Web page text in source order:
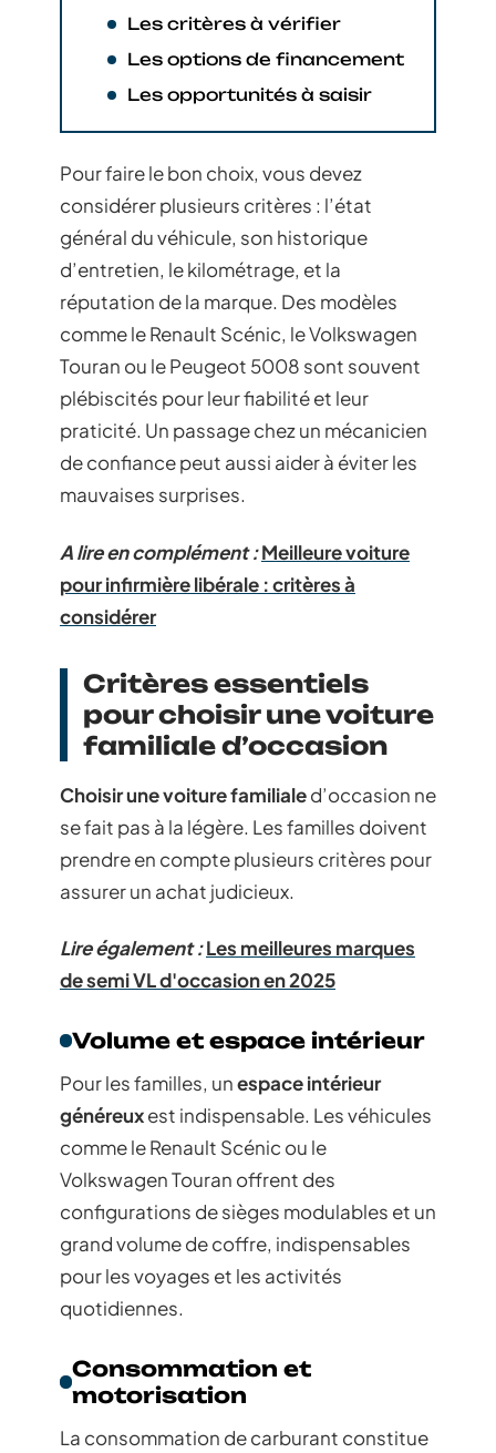
Les critères à vérifier
Les options de financement
Les opportunités à saisir
Pour faire le bon choix, vous devez
considérer plusieurs critères : l’état
général du véhicule, son historique
d’entretien, le kilométrage, et la
réputation de la marque. Des modèles
comme le Renault Scénic, le Volkswagen
Touran ou le Peugeot 5008 sont souvent
plébiscités pour leur fiabilité et leur
praticité. Un passage chez un mécanicien
de confiance peut aussi aider à éviter les
mauvaises surprises.
A lire en complément :Meilleure voiture
pour infirmière libérale : critères à
considérer
Critères essentiels
pour choisir une voiture
familiale d’occasion
Choisir une voiture familialed’occasion ne
se fait pas à la légère. Les familles doivent
prendre en compte plusieurs critères pour
assurer un achat judicieux.
Lire également :Les meilleures marques
de semi VL d'occasion en 2025
Volume et espace intérieur
Pour les familles, unespace intérieur
généreuxest indispensable. Les véhicules
comme le Renault Scénic ou le
Volkswagen Touran offrent des
configurations de sièges modulables et un
grand volume de coffre, indispensables
pour les voyages et les activités
quotidiennes.
Consommation et
motorisation
La consommation de carburant constitue